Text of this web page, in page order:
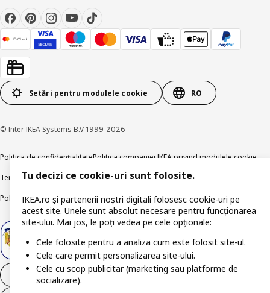
Setări pentru modulele cookie RO
© Inter IKEA Systems B.V 1999-2026
Politica de confidențialitatePolitica companiei IKEA privind modulele cookie
Termeni și Condiții Informații despre IKEA Romania
Politica de publicare responsabilăAccesibilitatea digitală
Retrage-te din contract
Tu decizi ce cookie-uri sunt folosite.
IKEA.ro și partenerii noștri digitali folosesc cookie-uri pe
acest site. Unele sunt absolut necesare pentru funcționarea
site-ului. Mai jos, le poți vedea pe cele opționale:
Cele folosite pentru a analiza cum este folosit site-ul.
Cele care permit personalizarea site-ului.
Cele cu scop publicitar (marketing sau platforme de
socializare).